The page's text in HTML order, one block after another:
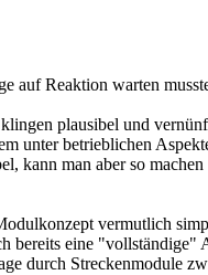
auf Reaktion warten
plausibel und
unter betrieblichen
kann man aber so
vermutlich
bereits eine "vollständige"
durch Streckenmodule